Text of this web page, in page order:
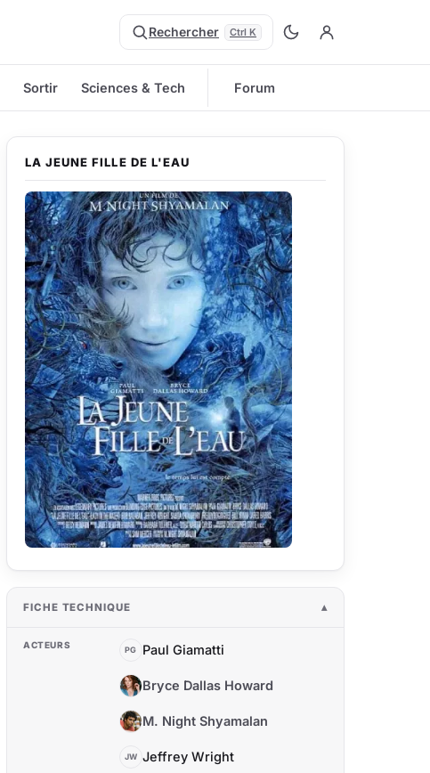
Rechercher Ctrl K
Sortir Sciences & Tech Forum
LA JEUNE FILLE DE L'EAU
FICHE TECHNIQUE
ACTEURS PG Paul Giamatti
BD Bryce Dallas Howard
MN M. Night Shyamalan
JW Jeffrey Wright